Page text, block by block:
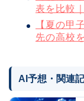
表を比較
【夏の甲
先の高校
AI予想・関連